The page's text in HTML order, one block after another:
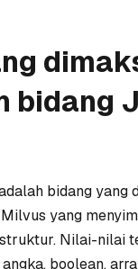
bidang
bidang yang
yang
Nilai-nilai
boolean,